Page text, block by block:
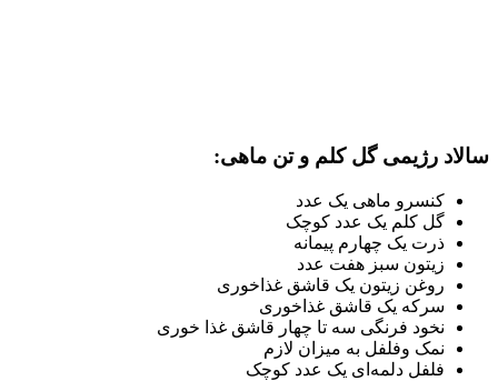
سالاد رژیمی گل کلم و تن ماهی:
کنسرو ماهی یک عدد
گل کلم یک عدد کوچک
ذرت یک چهارم پیمانه
زیتون سبز هفت عدد
روغن زیتون یک قاشق غذاخوری
سرکه یک قاشق غذاخوری
نخود فرنگی سه تا چهار قاشق غذا خوری
نمک وفلفل به میزان لازم
فلفل دلمه‌ای یک عدد کوچک